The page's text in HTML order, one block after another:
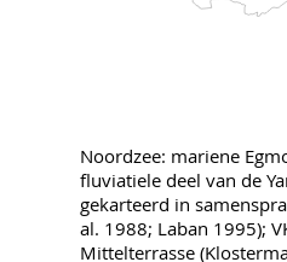
Noordzee: mariene
fluviatiele deel van de
gekarteerd in
al. 1988; Laban 1995);
Mittelterrasse